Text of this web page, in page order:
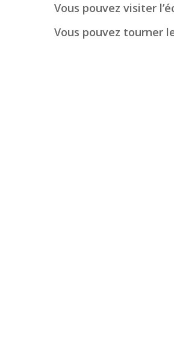
Vous pouvez visiter
Vous pouvez tourner